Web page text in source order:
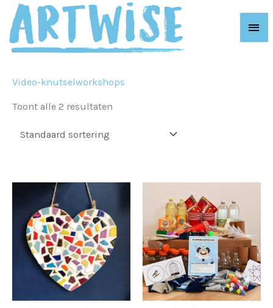
naar
de
Video-knutselworkshops
Toont alle 2 resultaten
product
meerdere
variaties.
optie